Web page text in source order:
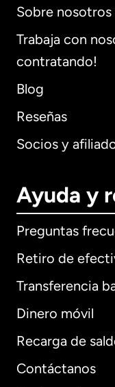
Sobre nosotros
Trabaja con
contratando!
Blog
Reseñas
Socios y
Ayuda y
Preguntas
Retiro de
Transferencia
Dinero móvil
Recarga de
Contáctanos